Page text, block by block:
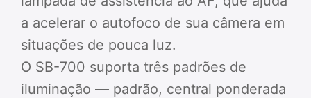
a acelerar o autofoco de sua câmera em
situações de pouca luz.
O SB-700 suporta três padrões de
iluminação — padrão, central ponderada